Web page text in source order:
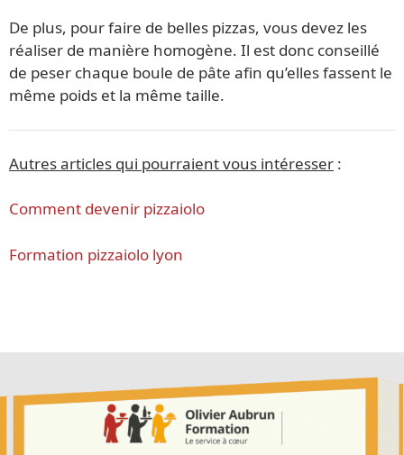
De plus, pour faire de belles pizzas, vous devez les
réaliser de manière homogène. Il est donc conseillé
de peser chaque boule de pâte afin qu’elles fassent le
même poids et la même taille.
Autres articles qui pourraient vous intéresser :
Comment devenir pizzaiolo
Formation pizzaiolo lyon